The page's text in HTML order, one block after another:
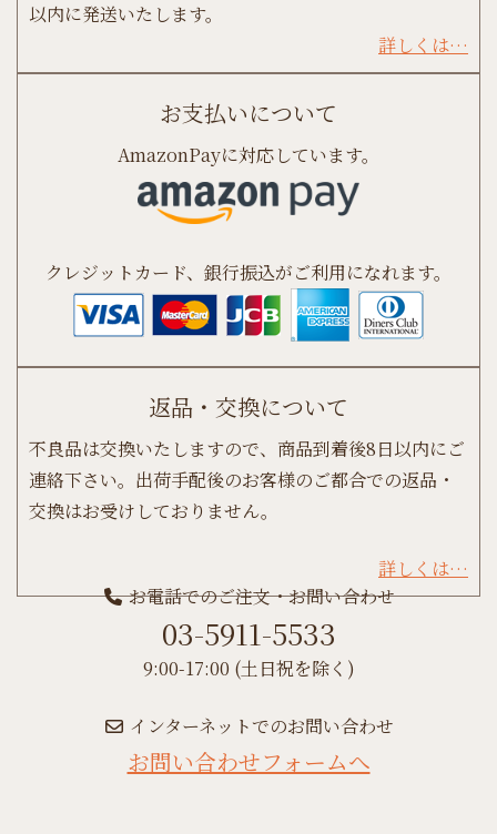
以内に発送いたします。
詳しくは…
お支払いについて
AmazonPayに対応しています。
クレジットカード、銀行振込がご利用になれます。
返品・交換について
不良品は交換いたしますので、商品到着後8日以内にご
連絡下さい。出荷手配後のお客様のご都合での返品・
交換はお受けしておりません。
詳しくは…
お電話でのご注文・お問い合わせ
03-5911-5533
9:00-17:00 (土日祝を除く)
インターネットでのお問い合わせ
お問い合わせフォームへ